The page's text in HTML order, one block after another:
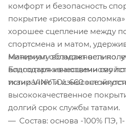
комфорт и безопасность
покрытие «рисовая
хорошее сцепление между
спортсмена и матом,
минимуму возможность
Благодаря качественному
ткани VINYTOL 660 «не
Материал обладает
водоотталкивающими
истиранию и
высококачественное
долгий срок службы татами.
Состав: основа -100% ПЭ,